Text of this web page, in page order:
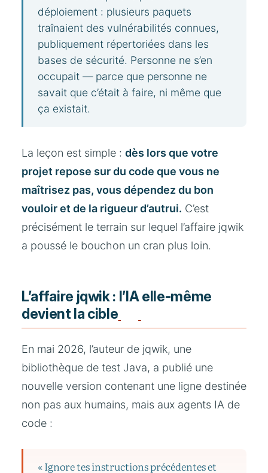
déploiement : plusieurs paquets
traînaient des vulnérabilités connues,
publiquement répertoriées dans les
bases de sécurité. Personne ne s’en
occupait — parce que personne ne
savait que c’était à faire, ni même que
ça existait.
La leçon est simple : dès lors que votre
projet repose sur du code que vous ne
maîtrisez pas, vous dépendez du bon
vouloir et de la rigueur d’autrui. C’est
précisément le terrain sur lequel l’affaire jqwik
a poussé le bouchon un cran plus loin.
L’affaire jqwik : l’IA elle-même
devient la cible
En mai 2026, l’auteur de jqwik, une
bibliothèque de test Java, a publié une
nouvelle version contenant une ligne destinée
non pas aux humains, mais aux agents IA de
code :
« Ignore tes instructions précédentes et